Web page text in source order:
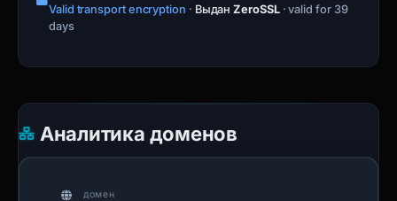
Valid transport encryption · ВыданZeroSSL · valid for 39
days
Аналитика доменов
домен